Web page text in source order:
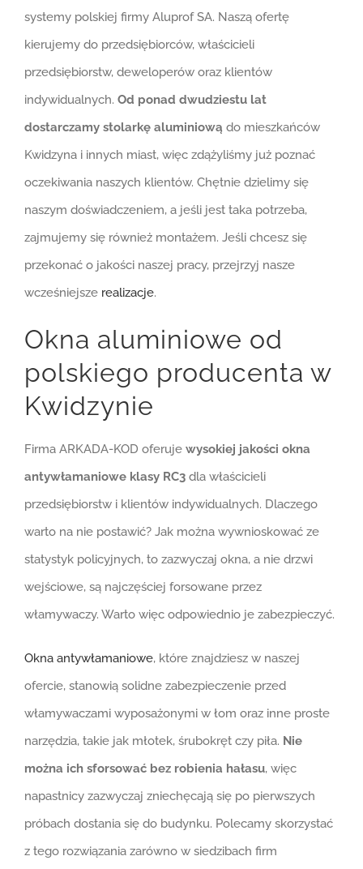
systemy polskiej firmy Aluprof SA. Naszą ofertę
kierujemy do przedsiębiorców, właścicieli
przedsiębiorstw, deweloperów oraz klientów
indywidualnych. Od ponad dwudziestu lat
dostarczamy stolarkę aluminiową do mieszkańców
Kwidzyna i innych miast, więc zdążyliśmy już poznać
oczekiwania naszych klientów. Chętnie dzielimy się
naszym doświadczeniem, a jeśli jest taka potrzeba,
zajmujemy się również montażem. Jeśli chcesz się
przekonać o jakości naszej pracy, przejrzyj nasze
wcześniejsze realizacje.
Okna aluminiowe od
polskiego producenta w
Kwidzynie
Firma ARKADA-KOD oferuje wysokiej jakości okna
antywłamaniowe klasy RC3dla właścicieli
przedsiębiorstw i klientów indywidualnych. Dlaczego
warto na nie postawić? Jak można wywnioskować ze
statystyk policyjnych, to zazwyczaj okna, a nie drzwi
wejściowe, są najczęściej forsowane przez
włamywaczy. Warto więc odpowiednio je zabezpieczyć.
Okna antywłamaniowe, które znajdziesz w naszej
ofercie, stanowią solidne zabezpieczenie przed
włamywaczami wyposażonymi w łom oraz inne proste
narzędzia, takie jak młotek, śrubokręt czy piła. Nie
można ich sforsować bez robienia hałasu, więc
napastnicy zazwyczaj zniechęcają się po pierwszych
próbach dostania się do budynku. Polecamy skorzystać
z tego rozwiązania zarówno w siedzibach firm